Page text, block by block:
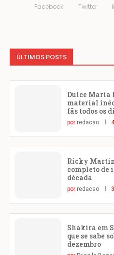
Facebook Twitter
ÚLTIMOS POSTS
Dulce María
material
fãs todos os
por redacao
Ricky
completo de
década
por redacao
Shakira em
que se sabe
dezembro